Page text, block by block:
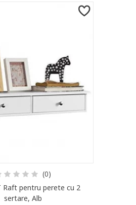
(0)
Raft pentru perete cu 2
sertare, Alb